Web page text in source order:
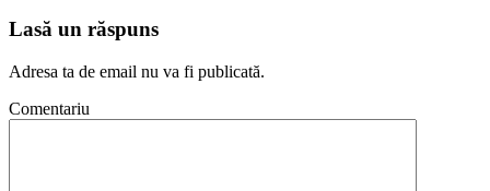
Lasă un răspuns
Adresa ta de email nu va fi publicată.
Comentariu